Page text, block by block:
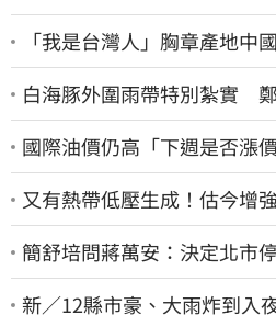
「我是台灣人」胸章產地
白海豚外圍雨帶特別紮實
國際油價仍高「下週是否漲
又有熱帶低壓生成！估今增
簡舒培問蔣萬安：決定北市
北市長，還是氣象署？
新／12縣市豪、大雨炸到入